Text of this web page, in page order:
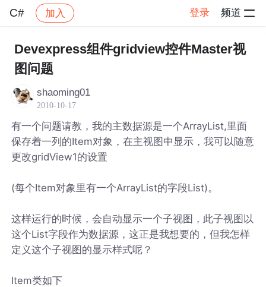
C# 加入 登录 频道
社区 帖子详情
Devexpress组件gridview控件Master视
图问题
shaoming01
2010-10-17
有一个问题请教，我的主数据源是一个ArrayList,里面
保存着一列的Item对象，在主视图中显示，我可以随意
更改gridView1的设置
(每个Item对象里有一个ArrayList的字段List)。
这样运行的时候，会自动显示一个子视图，此子视图以
这个List字段作为数据源，这正是我想要的，但我怎样
定义这个子视图的显示样式呢？
Item类如下